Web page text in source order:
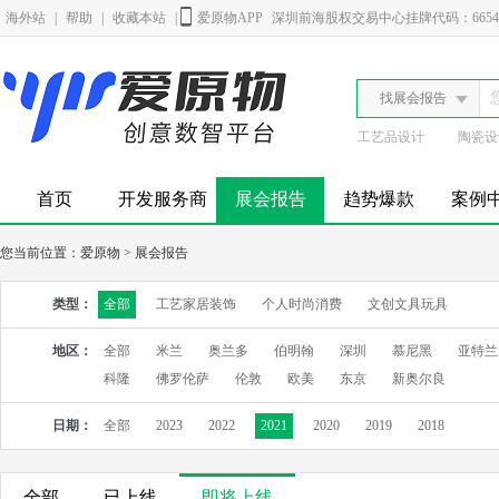
海外站 帮助 收藏本站 爱原物APP 深圳前海股权交易中心挂牌代码：
找展会报告
工艺品设计 陶瓷
首页 开发服务商 展会报告 趋势爆款 案例
您当前位置： 爱原物 > 展会报告
类型： 全部 工艺家居装饰 个人时尚消费 文创文具玩具
地区： 全部 米兰 奥兰多 伯明翰 深圳 慕尼黑
亚特
科隆
佛罗伦萨 伦敦 欧美 东京 新奥尔良
日期： 全部 2023 2022 2021 2020 2019 2018